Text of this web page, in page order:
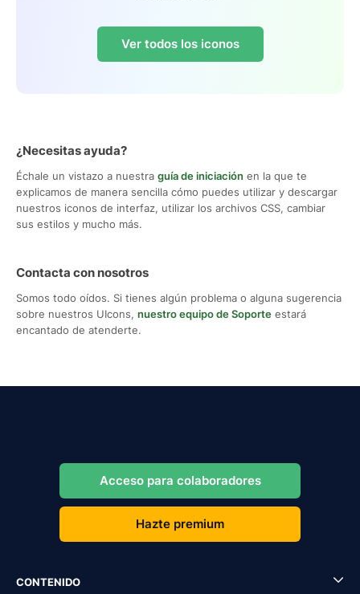
Ver todos los iconos
¿Necesitas ayuda?
Échale un vistazo a nuestra guía de iniciación en la que te
explicamos de manera sencilla cómo puedes utilizar y descargar
nuestros iconos de interfaz, utilizar los archivos CSS, cambiar
sus estilos y mucho más.
Contacta con nosotros
Somos todo oídos. Si tienes algún problema o alguna sugerencia
sobre nuestros UIcons, nuestro equipo de Soporte estará
encantado de atenderte.
Acceso para colaboradores
Hazte premium
CONTENIDO